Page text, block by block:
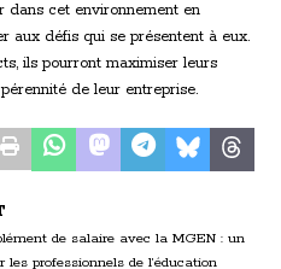
dans cet environnement en
aux défis qui se présentent à eux.
ils pourront maximiser leurs
de leur entreprise.
de salaire avec la MGEN : un
les professionnels de l’éducation